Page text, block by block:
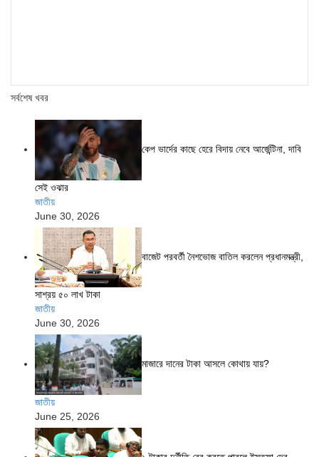
সর্বশেষ খবর
কেপ ভার্দের কাছে হেরে বিদায় নেবে আর্জেন্টিনা, দাবি
সেই ওঝার
জাতীয়
June 30, 2026
বাজেট পরবর্তী নৈশভোজ বাতিল করলেন প্রধানমন্ত্রী,
সাশ্রয় ৫০ লাখ টাকা
জাতীয়
June 30, 2026
মাজারে দানের টাকা আসলে কোথায় যায়?
জাতীয়
June 25, 2026